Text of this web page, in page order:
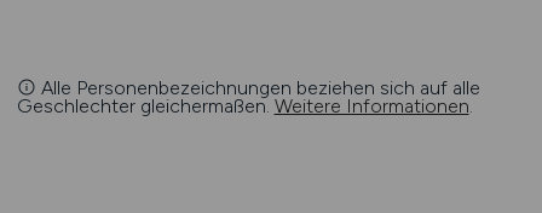
Alle Personenbezeichnungen beziehen sich auf alle
Geschlechter gleichermaßen. Weitere Informationen